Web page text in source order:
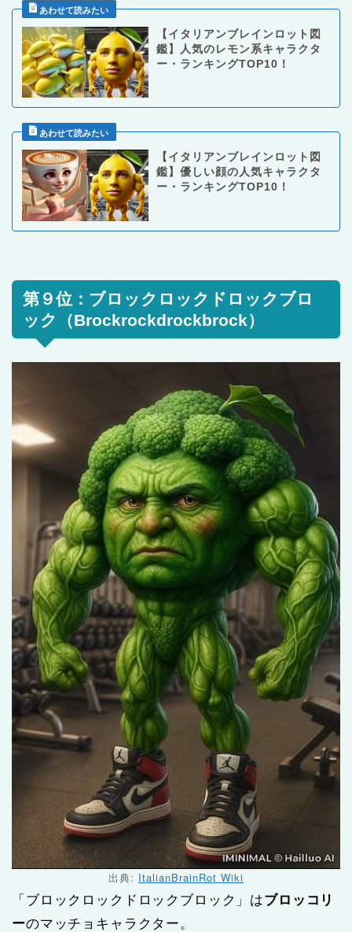
【イタリアンブレインロット図
鑑】人気のレモン系キャラクタ
ー・ランキングTOP10！
【イタリアンブレインロット図
鑑】優しい顔の人気キャラクタ
ー・ランキングTOP10！
第９位：ブロックロックドロックブロ
ック（Brockrockdrockbrock）
出典: ItalianBrainRot Wiki
「ブロックロックドロックブロック」はブロッコリ
ーのマッチョキャラクター。